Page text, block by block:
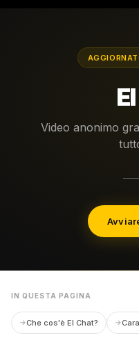
Video anonimo
IN QUESTA PAGINA
Che cos'è El Chat?